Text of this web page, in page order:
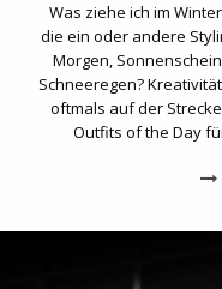
Was ziehe ich im
die ein oder andere
Morgen,
Schneeregen?
oftmals auf der
Outfits of the Day